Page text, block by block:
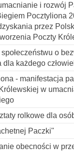
i rozwój
Pocztyliona
przez
Poczty
o
dla każdego
- manifestacja
w
rolkowe dla
Paczki"
obecności w